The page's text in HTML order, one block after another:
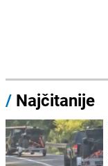
/ Najčitanije